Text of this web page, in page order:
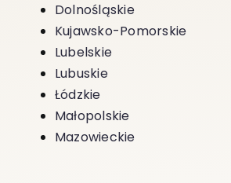
Dolnośląskie
Kujawsko-Pomorskie
Lubelskie
Lubuskie
Łódzkie
Małopolskie
Mazowieckie